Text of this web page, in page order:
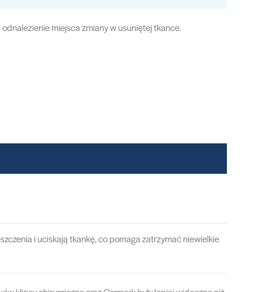
miejsca zmiany w usuniętej tkance.
i uciskają tkankę, co pomaga zatrzymać niewielkie